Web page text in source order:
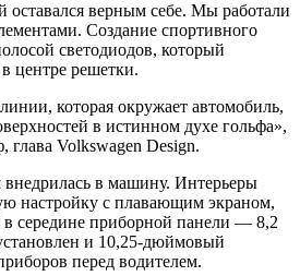
оставался верным себе. Мы работали
Создание спортивного
светодиодов, который
в центре решетки.
которая окружает автомобиль,
в истинном духе гольфа»,
Volkswagen Design.
внедрилась в машину. Интерьеры
настройку с плавающим экраном,
середине приборной панели — 8,2
и 10,25-дюймовый
перед водителем.